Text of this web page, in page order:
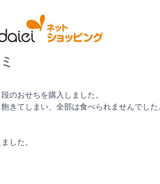
のおせちを購入しました。
きてしまい、全部は食べられませんでした
した。